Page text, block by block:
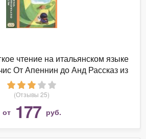
чтение на итальянском языке
От Апеннин до Анд Рассказ из
повести Сердце"
(Отзывы 25)
от 177 руб.